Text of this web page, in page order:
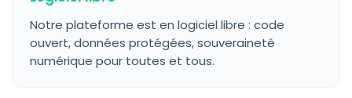
Notre plateforme est en logiciel libre : code
ouvert, données protégées, souveraineté
numérique pour toutes et tous.